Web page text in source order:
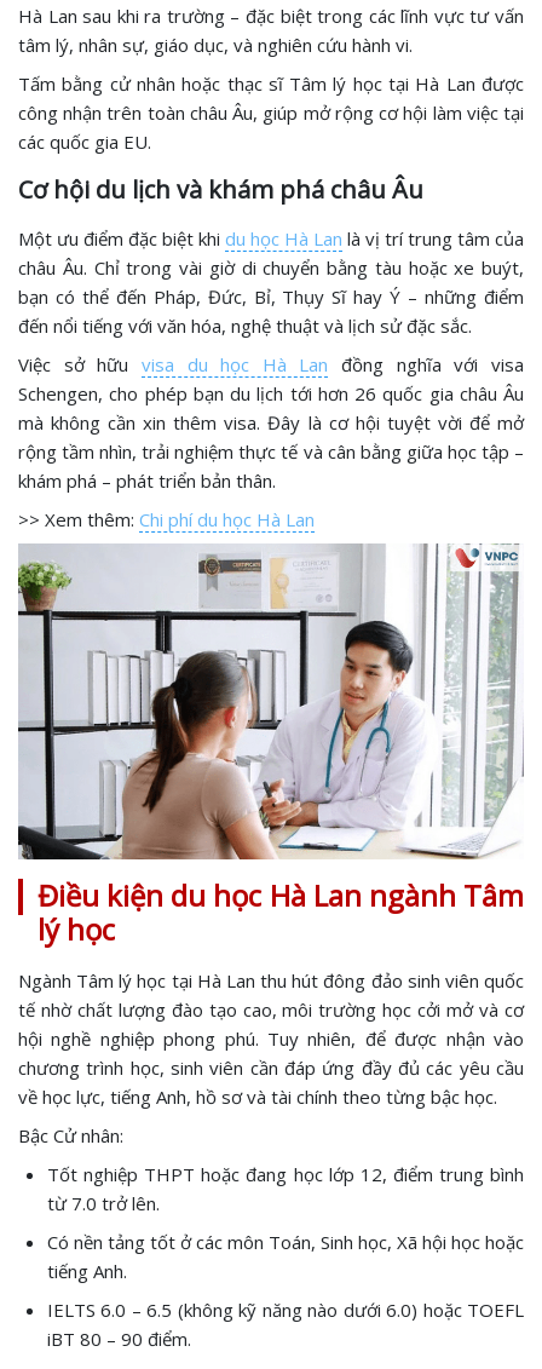
Hà Lan sau khi ra trường – đặc biệt trong các lĩnh vực tư vấn
tâm lý, nhân sự, giáo dục, và nghiên cứu hành vi.
Tấm bằng cử nhân hoặc thạc sĩ Tâm lý học tại Hà Lan được
công nhận trên toàn châu Âu, giúp mở rộng cơ hội làm việc tại
các quốc gia EU.
Cơ hội du lịch và khám phá châu Âu
Một ưu điểm đặc biệt khi du học Hà Lan là vị trí trung tâm của
châu Âu. Chỉ trong vài giờ di chuyển bằng tàu hoặc xe buýt,
bạn có thể đến Pháp, Đức, Bỉ, Thụy Sĩ hay Ý – những điểm
đến nổi tiếng với văn hóa, nghệ thuật và lịch sử đặc sắc.
Việc sở hữu visa du học Hà Lan đồng nghĩa với visa
Schengen, cho phép bạn du lịch tới hơn 26 quốc gia châu Âu
mà không cần xin thêm visa. Đây là cơ hội tuyệt vời để mở
rộng tầm nhìn, trải nghiệm thực tế và cân bằng giữa học tập –
khám phá – phát triển bản thân.
>> Xem thêm: Chi phí du học Hà Lan
Điều kiện du học Hà Lan ngành Tâm
lý học
Ngành Tâm lý học tại Hà Lan thu hút đông đảo sinh viên quốc
tế nhờ chất lượng đào tạo cao, môi trường học cởi mở và cơ
hội nghề nghiệp phong phú. Tuy nhiên, để được nhận vào
chương trình học, sinh viên cần đáp ứng đầy đủ các yêu cầu
về học lực, tiếng Anh, hồ sơ và tài chính theo từng bậc học.
Bậc Cử nhân:
Tốt nghiệp THPT hoặc đang học lớp 12, điểm trung bình
từ 7.0 trở lên.
Có nền tảng tốt ở các môn Toán, Sinh học, Xã hội học hoặc
tiếng Anh.
IELTS 6.0 – 6.5 (không kỹ năng nào dưới 6.0) hoặc TOEFL
iBT 80 – 90 điểm.